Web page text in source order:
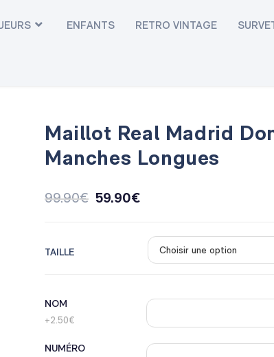
ENFANTS RETRO VINTAGE
Maillot Real Madrid
Manches Longues
99.90€ 59.90€
TAILLE
NOM
+2.50€
NUMÉRO